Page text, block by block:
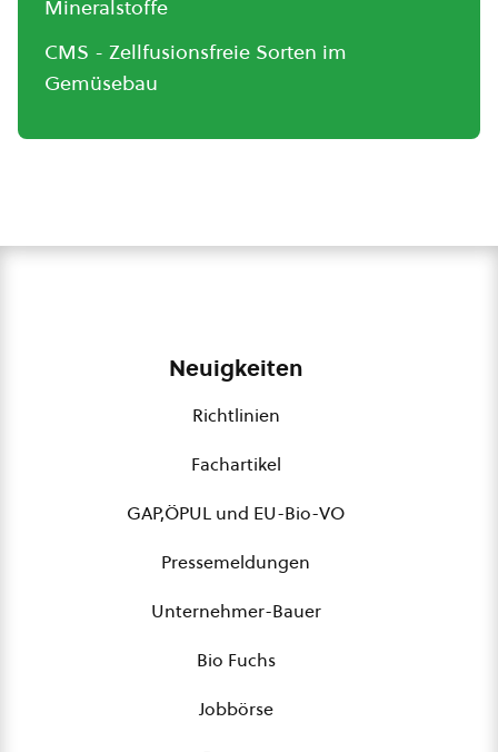
Mineralstoffe
CMS - Zellfusionsfreie Sorten im
Gemüsebau
Neuigkeiten
Richtlinien
Fachartikel
GAP,ÖPUL und EU-Bio-VO
Pressemeldungen
Unternehmer-Bauer
Bio Fuchs
Jobbörse